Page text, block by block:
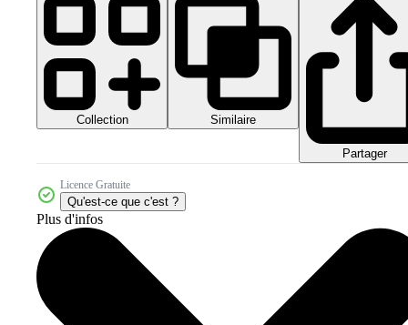
Collection Similaire
Partager
Licence Gratuite
Qu'est-ce que c'est ?
Plus d'infos